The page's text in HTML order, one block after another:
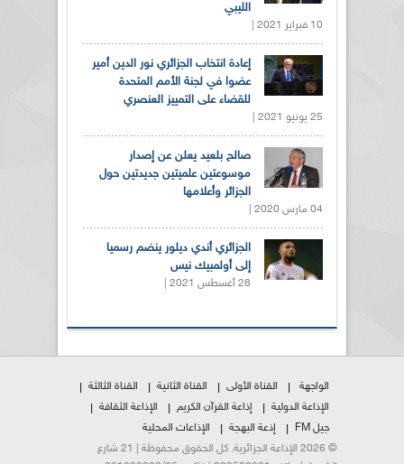
الليبي
10 فبراير 2021 |
إعادة انتخاب الجزائري نور الدين أمير
عضوا في لجنة الأمم المتحدة
للقضاء على التمييز العنصري
25 يونيو 2021 |
صالح بلعيد يعلن عن إصدار
موسوعتين علميتين جديدتين حول
الجزائر وأعلامها
04 مارس 2020 |
الجزائري أندي ديلور ينضم رسميا
إلى أولمبيك نيس
28 أغسطس 2021 |
الواجهة القناة الأولى القناة الثانية
القناة الثالثة
الإذاعة الدولية
إذاعة القرآن الكريم
الإذاعة الثقافة
جيل FM
إذعة البهجة
الإذاعات المحلية
© 2026 الإذاعة الجزائرية. كل الحقوق محفوظة | 21 شارع